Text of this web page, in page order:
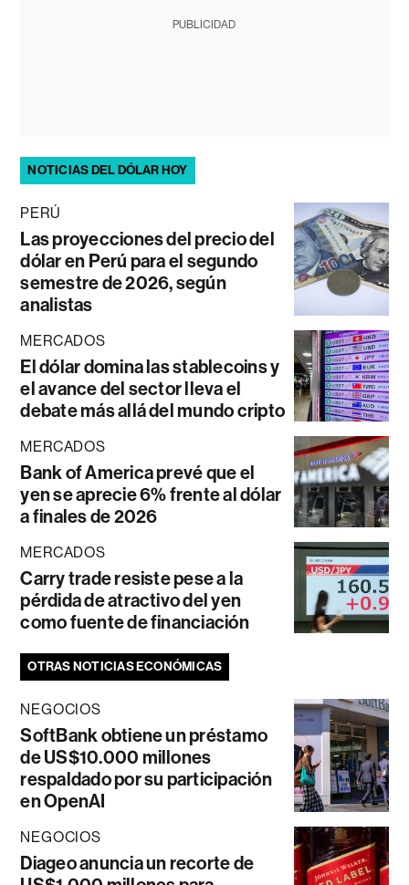
PUBLICIDAD
NOTICIAS DEL DÓLAR HOY
PERÚ
Las proyecciones del precio del
dólar en Perú para el segundo
semestre de 2026, según
analistas
MERCADOS
El dólar domina las stablecoins y
el avance del sector lleva el
debate más allá del mundo cripto
MERCADOS
Bank of America prevé que el
yen se aprecie 6% frente al dólar
a finales de 2026
MERCADOS
Carry trade resiste pese a la
pérdida de atractivo del yen
como fuente de financiación
OTRAS NOTICIAS ECONÓMICAS
NEGOCIOS
SoftBank obtiene un préstamo
de US$10.000 millones
respaldado por su participación
en OpenAI
NEGOCIOS
Diageo anuncia un recorte de